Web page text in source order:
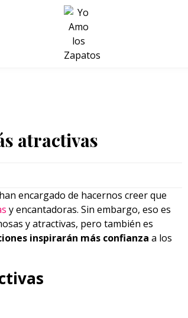
SALUD
atractivas
encargado de hacernos creer que
y encantadoras. Sin embargo, eso es
y atractivas, pero también es
inspirarán más confianza a los